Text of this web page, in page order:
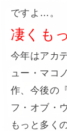
ですよ…。
凄くも
今年はアカ
ュー・マコ
作、今後の
フ・オブ・
もっと多く